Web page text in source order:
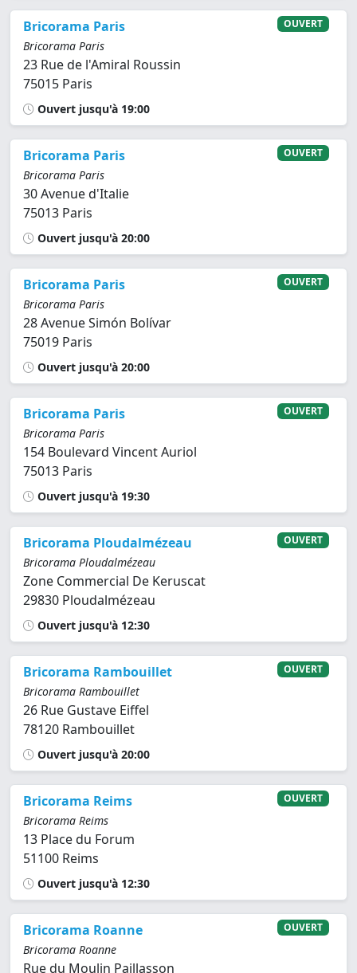
Bricorama Paris
Bricorama Paris
23 Rue de l'Amiral Roussin
75015 Paris
OUVERT
Ouvert jusqu'à 19:00
Bricorama Paris
Bricorama Paris
30 Avenue d'Italie
75013 Paris
OUVERT
Ouvert jusqu'à 20:00
Bricorama Paris
Bricorama Paris
28 Avenue Simón Bolívar
75019 Paris
OUVERT
Ouvert jusqu'à 20:00
Bricorama Paris
Bricorama Paris
154 Boulevard Vincent Auriol
75013 Paris
OUVERT
Ouvert jusqu'à 19:30
Bricorama Ploudalmézeau
Bricorama Ploudalmézeau
Zone Commercial De Keruscat
29830 Ploudalmézeau
OUVERT
Ouvert jusqu'à 12:30
Bricorama Rambouillet
Bricorama Rambouillet
26 Rue Gustave Eiffel
78120 Rambouillet
OUVERT
Ouvert jusqu'à 20:00
Bricorama Reims
Bricorama Reims
13 Place du Forum
51100 Reims
OUVERT
Ouvert jusqu'à 12:30
Bricorama Roanne
Bricorama Roanne
Rue du Moulin Paillasson
OUVERT